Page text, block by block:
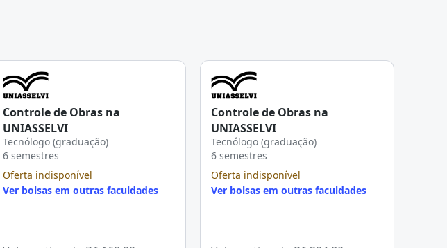
Controle de Obras na
UNIASSELVI
Tecnólogo (graduação)
6 semestres
Oferta indisponível
Ver bolsas em outras faculdades
Controle de Obras na
UNIASSELVI
Tecnólogo (graduação)
6 semestres
Oferta indisponível
Ver bolsas em outras faculdades